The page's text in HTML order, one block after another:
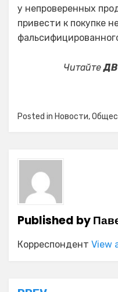
у непроверенных
привести к покупке
Читайте
Posted in Новости,
Published by
Корреспондент View